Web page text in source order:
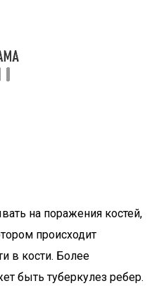
на поражения костей,
происходит
в кости. Более
быть туберкулез ребер.